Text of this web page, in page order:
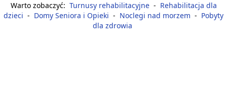
Warto zobaczyć: Turnusy rehabilitacyjne - Rehabilitacja dla
dzieci - Domy Seniora i Opieki - Noclegi nad morzem - Pobyty
dla zdrowia